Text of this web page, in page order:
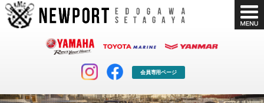
会員専用ページ